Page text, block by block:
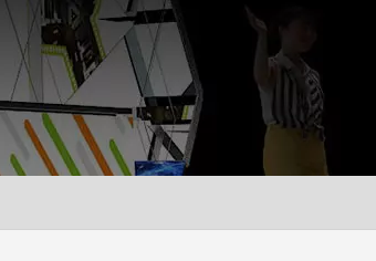
日本語
Pусский
Nederlands
Português
Deutsch